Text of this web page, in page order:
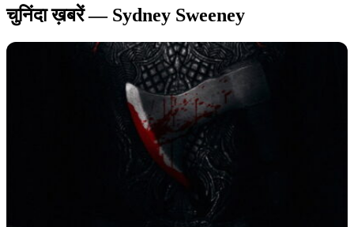
चुनिंदा ख़बरें — Sydney Sweeney